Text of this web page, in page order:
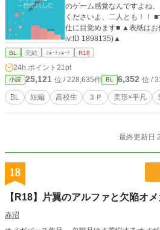
のゲーム感覚なんですよね
くださいよ、二人とも！！ ■すけべmain注意/平凡受けがご奉
仕に目覚めます■ ▲表紙は
iv:ID 1898135)▲
BL 完結 ｼｮｰﾄｼｮｰﾄ R18
24h.ポイント 21pt
小説 25,121 位 / 228,635件 BL 6,352 位 /
BL 短編 高校生 ３Ｐ 美形×平凡
最終更新日
18
【R18】片翼のアルファと欠陥オ
赤沼